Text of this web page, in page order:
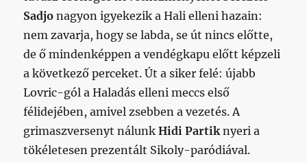
Sadjo nagyon igyekezik a Hali elleni hazain:
nem zavarja, hogy se labda, se út nincs előtte,
de ő mindenképpen a vendégkapu előtt képzeli
a következő perceket. Út a siker felé: újabb
Lovric-gól a Haladás elleni meccs első
félidejében, amivel zsebben a vezetés. A
grimaszversenyt nálunkHidi Partiknyeri a
tökéletesen prezentált Sikoly-paródiával.